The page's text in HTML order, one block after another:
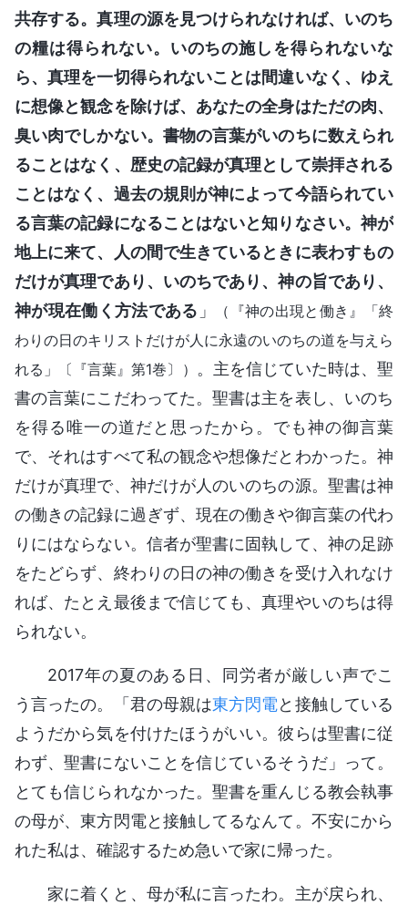
共存する。真理の源を見つけられなければ、いのち
の糧は得られない。いのちの施しを得られないな
ら、真理を一切得られないことは間違いなく、ゆえ
に想像と観念を除けば、あなたの全身はただの肉、
臭い肉でしかない。書物の言葉がいのちに数えられ
ることはなく、歴史の記録が真理として崇拝される
ことはなく、過去の規則が神によって今語られてい
る言葉の記録になることはないと知りなさい。神が
地上に来て、人の間で生きているときに表わすもの
だけが真理であり、いのちであり、神の旨であり、
神が現在働く方法である 」
（『神の出現と働き』「終
わりの日のキリストだけが人に永遠のいのちの道を与えら
れる」〔『言葉』第1巻〕） 。主を信じていた時は、聖
書の言葉にこだわってた。聖書は主を表し、いのち
を得る唯一の道だと思ったから。でも神の御言葉
で、それはすべて私の観念や想像だとわかった。神
だけが真理で、神だけが人のいのちの源。聖書は神
の働きの記録に過ぎず、現在の働きや御言葉の代わ
りにはならない。信者が聖書に固執して、神の足跡
をたどらず、終わりの日の神の働きを受け入れなけ
れば、たとえ最後まで信じても、真理やいのちは得
られない。
2017年の夏のある日、同労者が厳しい声でこ
う言ったの。「君の母親は東方閃電と接触している
ようだから気を付けたほうがいい。彼らは聖書に従
わず、聖書にないことを信じているそうだ」って。
とても信じられなかった。聖書を重んじる教会執事
の母が、東方閃電と接触してるなんて。不安にから
れた私は、確認するため急いで家に帰った。
家に着くと、母が私に言ったわ。主が戻られ、